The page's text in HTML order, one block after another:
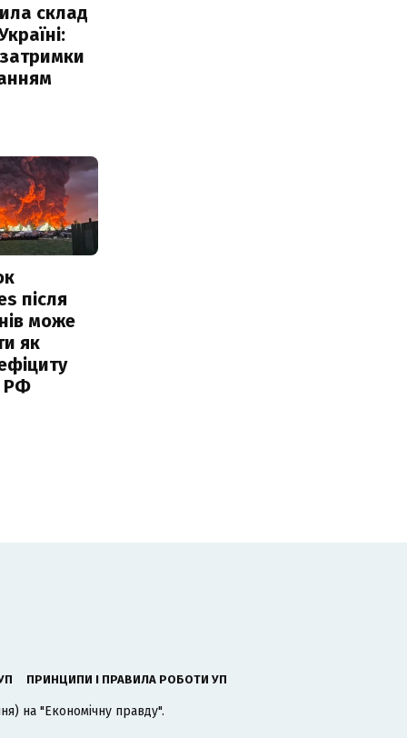
склад
після
може
як
РФ
ПРИНЦИПИ І ПРАВИЛА РОБОТИ УП
на "Економічну правду".